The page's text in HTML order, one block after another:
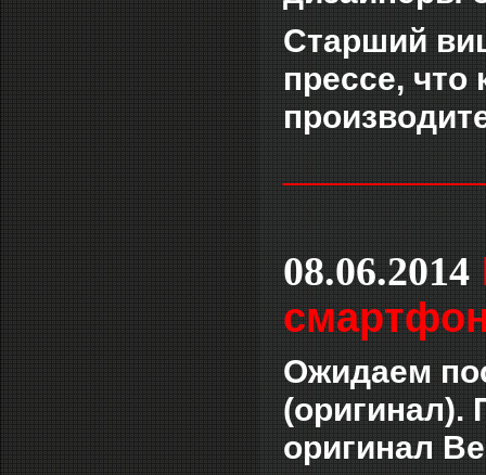
Старший
прессе,
08.06.2014
Ожидаем
(оригинал).
оригинал